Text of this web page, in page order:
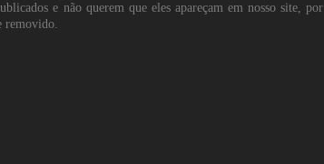
e não querem que eles apareçam em nosso site, por
removido.